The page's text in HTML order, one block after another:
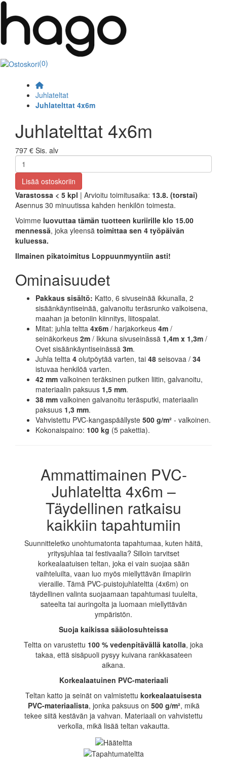
(0)
Juhlateltat
Juhlatelttat 4x6m
Juhlatelttat 4x6m
797 € Sis. alv
Lisää ostoskoriin
Varastossa < 5 kpl | Arvioitu toimitusaika: 13.8. (torstai)
Asennus 30 minuutissa kahden henkilön toimesta.
Voimme luovuttaa tämän tuotteen kuriirille klo 15.00
mennessä, joka yleensä toimittaa sen 4 työpäivän
kuluessa.
Ilmainen pikatoimitus Loppuunmyyntiin asti!
Ominaisuudet
Pakkaus sisältö: Katto, 6 sivuseinää ikkunalla, 2
sisäänkäyntiseinää, galvanoitu teräsrunko valkoisena,
maahan ja betoniin kiinnitys, liitospalat.
Mitat: juhla teltta 4x6m / harjakorkeus 4m /
seinäkorkeus 2m / Ikkuna sivuseinässä 1,4m x 1,3m /
Ovet sisäänkäyntiseinässä 3m.
Juhla teltta 4 olutpöytää varten, tai 48 seisovaa / 34
istuvaa henkilöä varten.
42 mm valkoinen teräksinen putken liitin, galvanoitu,
materiaalin paksuus 1,5 mm.
38 mm valkoinen galvanoitu teräsputki, materiaalin
paksuus 1,3 mm.
Vahvistettu PVC-kangaspäällyste 500 g/m² - valkoinen.
Kokonaispaino: 100 kg (5 pakettia).
Ammattimainen PVC-
Juhlateltta 4x6m –
Täydellinen ratkaisu
kaikkiin tapahtumiin
Suunnitteletko unohtumatonta tapahtumaa, kuten häitä,
yritysjuhlaa tai festivaalia? Silloin tarvitset
korkealaatuisen teltan, joka ei vain suojaa sään
vaihteluilta, vaan luo myös miellyttävän ilmapiirin
vieraille. Tämä PVC-puistojuhlateltta (4x6m) on
täydellinen valinta suojaamaan tapahtumasi tuulelta,
sateelta tai auringolta ja luomaan miellyttävän
ympäristön.
Suoja kaikissa sääolosuhteissa
Teltta on varustettu 100 % vedenpitävällä katolla, joka
takaa, että sisäpuoli pysyy kuivana rankkasateen
aikana.
Korkealaatuinen PVC-materiaali
Teltan katto ja seinät on valmistettu korkealaatuisesta
PVC-materiaalista, jonka paksuus on 500 g/m², mikä
tekee siitä kestävän ja vahvan. Materiaali on vahvistettu
verkolla, mikä lisää teltan vakautta.